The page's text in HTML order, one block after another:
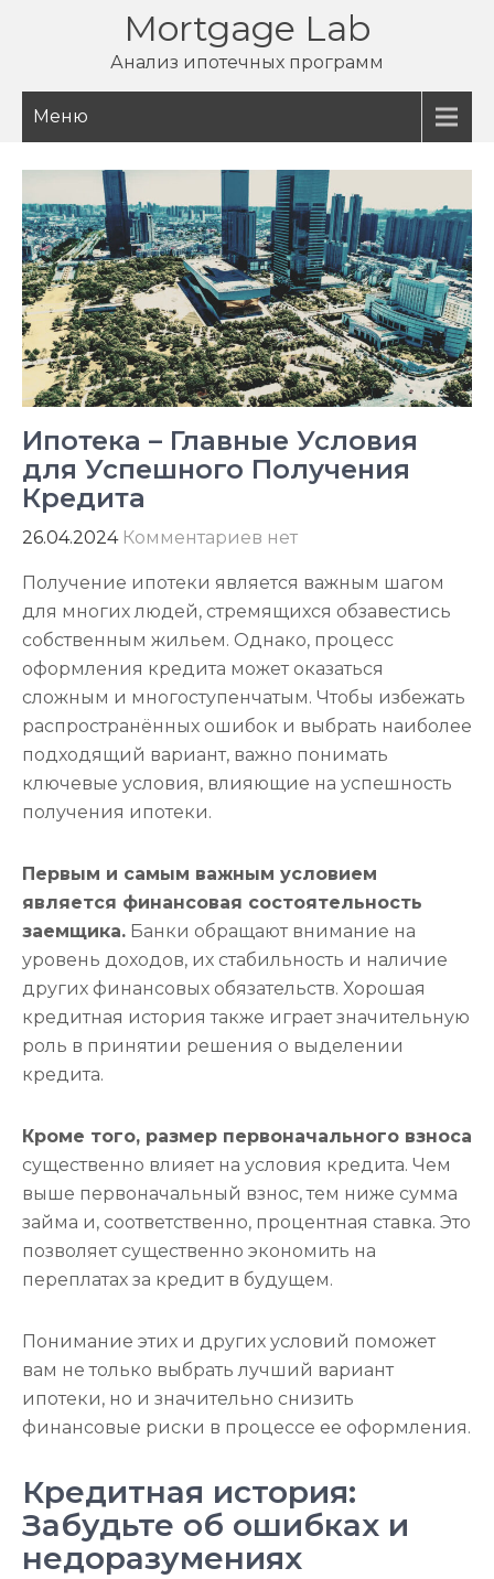
содержимому
Mortgage Lab
Анализ ипотечных программ
Меню
Ипотека – Главные Условия
для Успешного Получения
Кредита
26.04.2024 Комментариев нет
Получение ипотеки является важным шагом
для многих людей, стремящихся обзавестись
собственным жильем. Однако, процесс
оформления кредита может оказаться
сложным и многоступенчатым. Чтобы избежать
распространённых ошибок и выбрать наиболее
подходящий вариант, важно понимать
ключевые условия, влияющие на успешность
получения ипотеки.
Первым и самым важным условием
является финансовая состоятельность
заемщика. Банки обращают внимание на
уровень доходов, их стабильность и наличие
других финансовых обязательств. Хорошая
кредитная история также играет значительную
роль в принятии решения о выделении
кредита.
Кроме того, размер первоначального взноса
существенно влияет на условия кредита. Чем
выше первоначальный взнос, тем ниже сумма
займа и, соответственно, процентная ставка. Это
позволяет существенно экономить на
переплатах за кредит в будущем.
Понимание этих и других условий поможет
вам не только выбрать лучший вариант
ипотеки, но и значительно снизить
финансовые риски в процессе ее оформления.
Кредитная история:
Забудьте об ошибках и
недоразумениях